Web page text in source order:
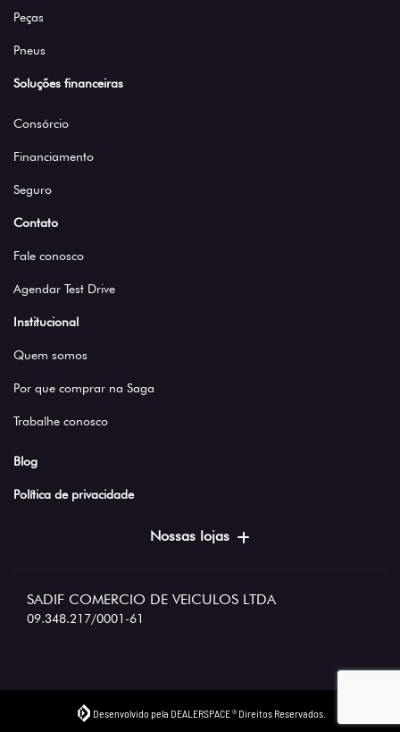
Peças
Pneus
Soluções financeiras
Consórcio
Financiamento
Seguro
Contato
Fale conosco
Agendar Test Drive
Institucional
Quem somos
Por que comprar na Saga
Trabalhe conosco
Blog
Política de privacidade
Nossas lojas
SADIF COMERCIO DE VEICULOS LTDA
09.348.217/0001-61
Desenvolvido pela DEALERSPACE ® Direitos Reservados.